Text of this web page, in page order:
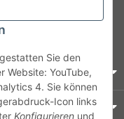
Sie den
Website: YouTube,
4. Sie können
Icon links
Konfigurieren und